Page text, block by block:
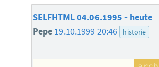
SELFHTML 04.06.1995 - heute
Pepe 19.10.1999 20:46 historie